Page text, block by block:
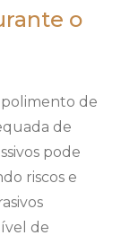
o
de
de
pode
riscos e
de